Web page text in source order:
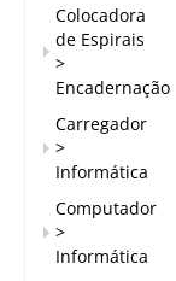
Colocadora
de Espirais
>
Encadernação
Carregador
>
Informática
Computador
>
Informática